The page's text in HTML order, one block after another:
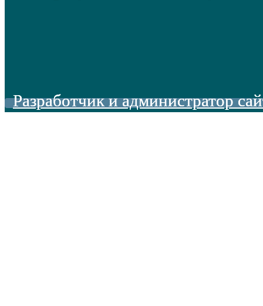
Разработчик и администратор